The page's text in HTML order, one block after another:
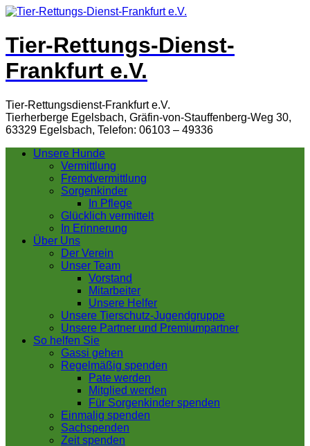
Tier-Rettungs-Dienst-
Frankfurt e.V.
Tier-Rettungsdienst-Frankfurt e.V.
Tierherberge Egelsbach, Gräfin-von-Stauffenberg-Weg 30,
63329 Egelsbach, Telefon: 06103 – 49336
Unsere Hunde
Vermittlung
Fremdvermittlung
Sorgenkinder
In Pflege
Glücklich vermittelt
In Erinnerung
Über Uns
Der Verein
Unser Team
Vorstand
Mitarbeiter
Unsere Helfer
Unsere Tierschutz-Jugendgruppe
Unsere Partner und Premiumpartner
So helfen Sie
Gassi gehen
Regelmäßig spenden
Pate werden
Mitglied werden
Für Sorgenkinder spenden
Einmalig spenden
Sachspenden
Zeit spenden